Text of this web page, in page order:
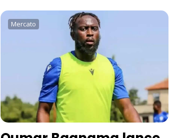
Mercato